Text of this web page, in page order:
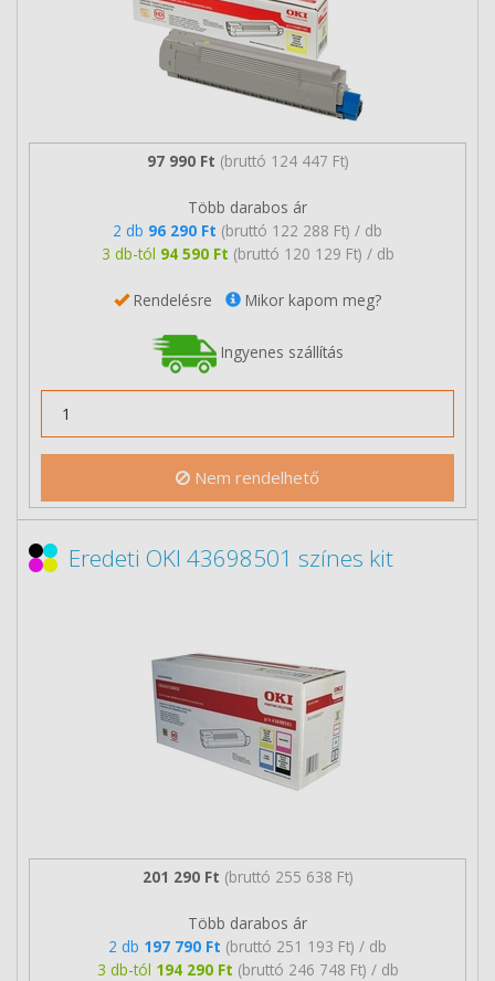
97 990 Ft (bruttó 124 447 Ft)
Több darabos ár
2 db 96 290 Ft (bruttó 122 288 Ft) / db
3 db-tól 94 590 Ft (bruttó 120 129 Ft) / db
Rendelésre Mikor kapom meg?
Ingyenes szállítás
Nem rendelhető
Eredeti OKI 43698501 színes kit
201 290 Ft (bruttó 255 638 Ft)
Több darabos ár
2 db 197 790 Ft (bruttó 251 193 Ft) / db
3 db-tól 194 290 Ft (bruttó 246 748 Ft) / db